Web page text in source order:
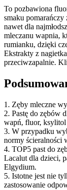
To pozbawiona
smaku
nawet dla
mleczanu wapnia,
rumianku, dzięki
Ekstrakty z
przeciwzapalnie.
1. Zęby mleczne
2. Pastę do zębów
wapń, fluor,
3. W przypadku
normy ścieralności
4. TOP5 past do
Lacalut dla dzieci,
Elgydium.
5. Istotne jest nie
zastosowanie